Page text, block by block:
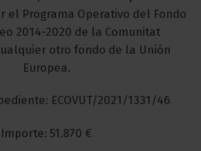
el Programa Operativo del Fondo
2014-2020 de la Comunitat
otro fondo de la Unión
Europea.
ECOVUT/2021/1331/46
Importe: 51.870 €